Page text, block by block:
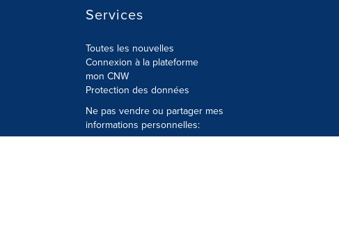
Services
Toutes les nouvelles
Connexion à la plateforme
mon CNW
Protection des données
Ne pas vendre ou partager mes
informations personnelles: